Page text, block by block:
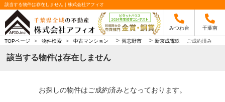
該当する物件は存在しません｜株式会社アフィオ
みつわ台 千葉南
TOPページ > 物件検索 > 中古マンション > 習志野市 > 新京成電鉄 ご成約済み
該当する物件は存在しません
お探しの物件はご成約済みとなっております。